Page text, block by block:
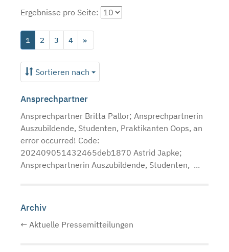
Ergebnisse pro Seite:
1 2 3 4 »
Sortieren nach
Ansprechpartner
Ansprechpartner Britta Pallor; Ansprechpartnerin
Auszubildende, Studenten, Praktikanten Oops, an
error occurred! Code:
202409051432465deb1870 Astrid Japke;
Ansprechpartnerin Auszubildende, Studenten, ...
Archiv
← Aktuelle Pressemitteilungen